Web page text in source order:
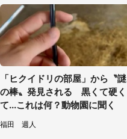
「ヒクイドリの部屋」から〝謎
の棒〟発見される 黒くて硬く
て...これは何？動物園に聞く
福田 週人